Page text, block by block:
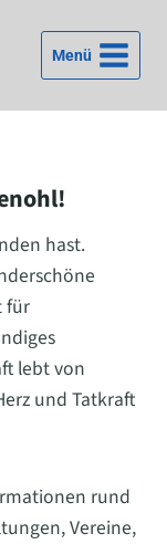
Menü
hast.
für
lebt von
und Tatkraft
rund
Vereine,